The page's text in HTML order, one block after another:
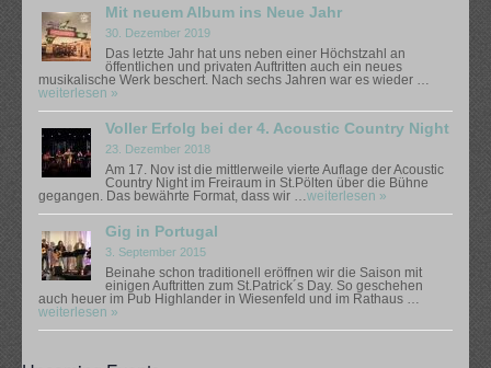
The Gallows Fellows Wild West Show – Premiere im Black
Mit neuem Album ins Neue Jahr
30. Dezember 2019
Das letzte Jahr hat uns neben einer Höchstzahl an
öffentlichen und privaten Auftritten auch ein neues
musikalische Werk beschert. Nach sechs Jahren war es wieder …
weiterlesen »
Voller Erfolg bei der 4. Acoustic Country Night
23. Dezember 2018
Am 17. Nov ist die mittlerweile vierte Auflage der Acoustic
Country Night im Freiraum in St.Pölten über die Bühne
gegangen. Das bewährte Format, dass wir … weiterlesen »
Gig in Portugal
3. September 2015
Beinahe schon traditionell eröffnen wir die Saison mit
einigen Auftritten zum St.Patrick´s Day. So geschehen
auch heuer im Pub Highlander in Wiesenfeld und im Rathaus …
weiterlesen »